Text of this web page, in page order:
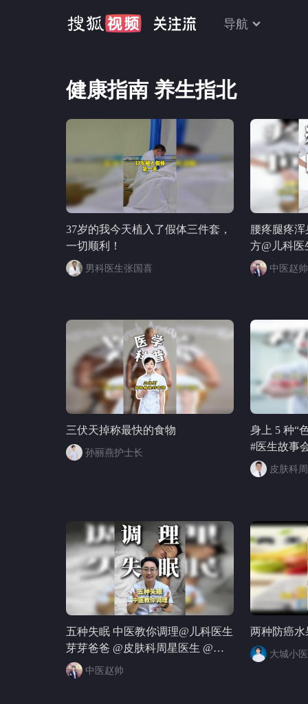
导航
健康指南 养生指北
37岁的我今天植入了假体三件套，
一切顺利！
男科医生张国喜
腰疼腿疼
方@儿科医
星医生 @儿科马
消化博士
峰 @普外
仙鹤大叔
康狐 @张
中医赵帅
三伏天掉称最快的食物
孙丽燕护士长
身上 5 种“
#医生故事
皮肤科
五种失眠 中医教你调理@儿科医生
芽芽爸爸 @皮肤科周星医生 @儿
科马大夫 @树博士 @消化博士缪
医生 @付虹医生 @Jojo医生 @妇产
中医赵帅
两种防癌
大城小